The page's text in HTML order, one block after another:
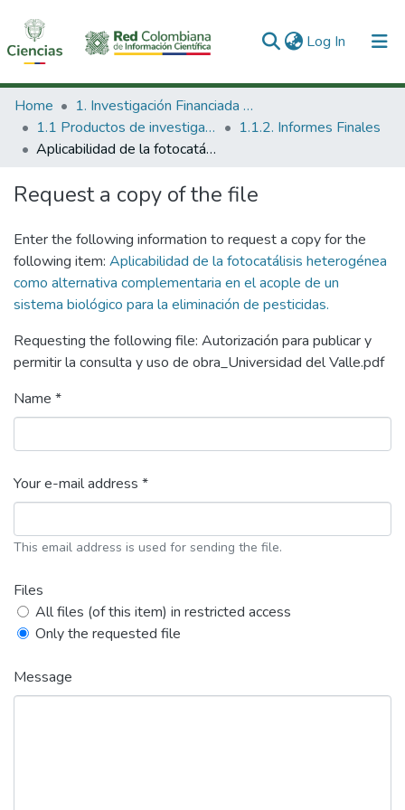
Log In (current)
Communities & Collections
All of DSpace
Home
1. Investigación Financiada con Recursos Públicos
1.1 Productos de investigación
1.1.2. Informes Finales
Aplicabilidad de la fotocatálisis heterogénea como alternativa complementaria en el acople de un sistema biológico para la eliminación de pesticidas.
Request a copy of the file
Enter the following information to request a copy for the
following item: Aplicabilidad de la fotocatálisis heterogénea
como alternativa complementaria en el acople de un
sistema biológico para la eliminación de pesticidas.
Requesting the following file: Autorización para publicar y
permitir la consulta y uso de obra_Universidad del Valle.pdf
Name *
Your e-mail address *
This email address is used for sending the file.
Files
All files (of this item) in restricted access
Only the requested file
Message